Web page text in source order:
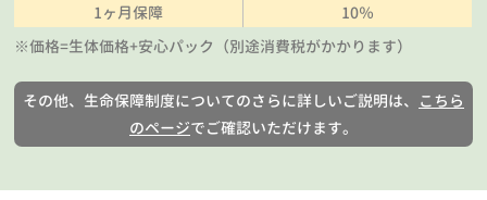
1ヶ月保障
10％
※価格=生体価格+安心パック（別途消費税がかかります）
その他、生命保障制度についてのさらに詳しいご説明は、 こちら
のページでご確認いただけます。